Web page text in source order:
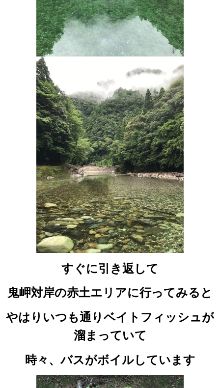
すぐに引き返して
鬼岬対岸の赤土エリアに行ってみると
やはりいつも通りベイトフィッシュが
溜まっていて
時々、バスがボイルしています